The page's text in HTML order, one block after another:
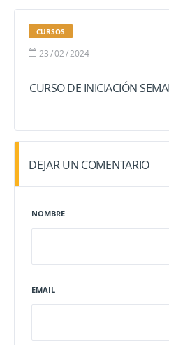
CURSOS
23/02/2024
CURSO DE INICIACIÓN
DEJAR UN COMENTARIO
NOMBRE
EMAIL